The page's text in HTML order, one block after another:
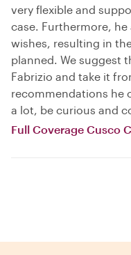
very flexible and
case. Furthermore,
wishes, resulting in
planned. We suggest
Fabrizio and take it
recommendations he
a lot, be curious and
Full Coverage Cusco